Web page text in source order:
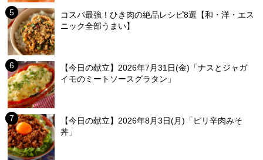
コスパ最強！ひき肉の絶品レシピ8選【和・洋・エス
ニック全部うまい】
【今日の献立】2026年7月31日(金)「ナスとジャガ
イモのミートソースグラタン」
【今日の献立】2026年8月3日(月)「ピリ辛肉みそ
丼」